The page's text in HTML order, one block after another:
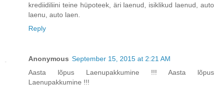
krediidiliini teine ​​hüpoteek, äri laenud, isiklikud laenud, auto
laenu, auto laen.
Reply
Anonymous September 15, 2015 at 2:21 AM
Aasta lõpus Laenupakkumine !!! Aasta lõpus
Laenupakkumine !!!